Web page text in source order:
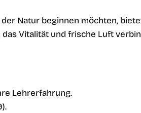
Natur beginnen möchten,
Vitalität und frische Luft
Lehrerfahrung.